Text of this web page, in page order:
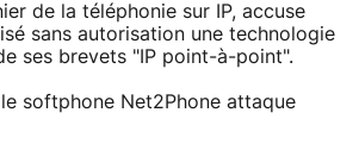
de la téléphonie sur IP, accuse
sans autorisation une technologie
ses brevets "IP point-à-point".
le softphone Net2Phone attaque